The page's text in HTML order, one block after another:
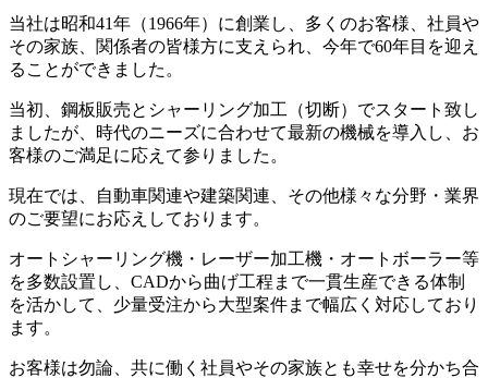
当社は昭和41年（1966年）に創業し、多くのお客様、社員や
その家族、関係者の皆様方に支えられ、今年で60年目を迎え
ることができました。
当初、鋼板販売とシャーリング加工（切断）でスタート致し
ましたが、時代のニーズに合わせて最新の機械を導入し、お
客様のご満足に応えて参りました。
現在では、自動車関連や建築関連、その他様々な分野・業界
のご要望にお応えしております。
オートシャーリング機・レーザー加工機・オートボーラー等
を多数設置し、CADから曲げ工程まで一貫生産できる体制
を活かして、少量受注から大型案件まで幅広く対応しており
ます。
お客様は勿論、共に働く社員やその家族とも幸せを分かち合